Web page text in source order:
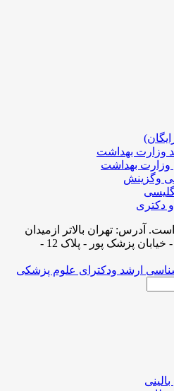
وزارت بهداشت
بهداشت
وگزینش
و دکتری
است. آدرس:‌ تهران بالاتر ازمیدان
ولیعصر -بعد از تقاطع زرتشت - خیابان پزشک پور - پلاک 12 -